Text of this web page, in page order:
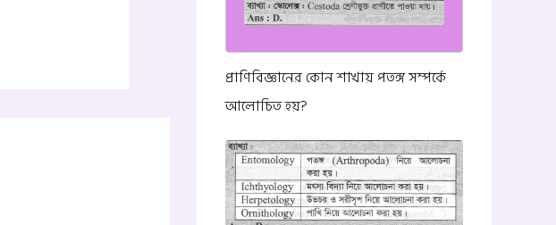
প্রাণিবিজ্ঞানের কোন শাখায় পতঙ্গ সম্পর্কে
আলোচিত হয়?